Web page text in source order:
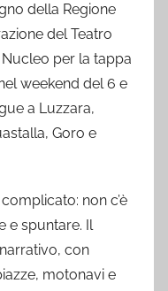
della Regione
del Teatro
per la tappa
weekend del 6 e
a Luzzara,
Goro e
non c’è
e spuntare. Il
con
motonavi e